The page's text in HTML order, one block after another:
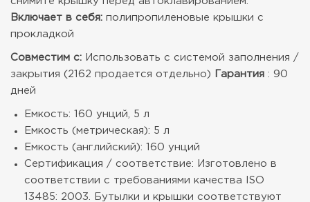
Включает в себя: полипропиленовые крышки с
прокладкой
Совместим с: Использовать с системой заполнения /
закрытия (2162 продается отдельно)
Гарантия : 90
дней
Емкость: 160 унций, 5 л
Емкость (метрическая): 5 л
Емкость (английский): 160 унций
Сертификация / соответствие: Изготовлено в
соответствии с требованиями качества ISO
13485: 2003. Бутылки и крышки соответствуют